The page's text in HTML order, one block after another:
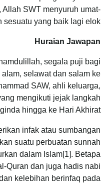
SWT menyuruh umat-
sesuatu yang baik lagi elok.
Huraian Jawapan
segala puji bagi
selawat dan salam ke
SAW, ahli keluarga,
mengikuti jejak langkah
hingga ke Hari Akhirat.
infak atau sumbangan
suatu perbuatan sunnah
dalam Islam[1]. Betapa
Quran dan juga hadis nabi
kelebihan berinfaq pada